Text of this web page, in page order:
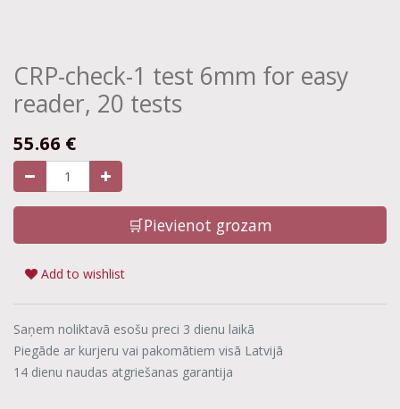
CRP-check-1 test 6mm for easy
reader, 20 tests
55.66 €
🛒Pievienot grozam
Add to wishlist
Saņem noliktavā esošu preci 3 dienu laikā
Piegāde ar kurjeru vai pakomātiem visā Latvijā
14 dienu naudas atgriešanas garantija